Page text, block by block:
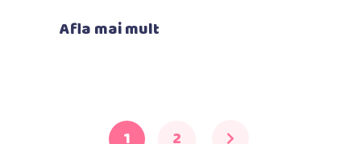
Afla mai mult
1 2